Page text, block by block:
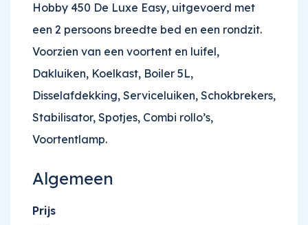
Hobby 450 De Luxe Easy, uitgevoerd met
een 2 persoons breedte bed en een rondzit.
Voorzien van een voortent en luifel,
Dakluiken, Koelkast, Boiler 5L,
Disselafdekking, Serviceluiken, Schokbrekers,
Stabilisator, Spotjes, Combi rollo’s,
Voortentlamp.
Algemeen
Prijs